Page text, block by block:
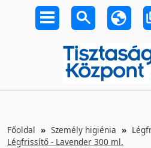
Főoldal Személy higiénia
Légfrissítő - Lavender 300 ml.